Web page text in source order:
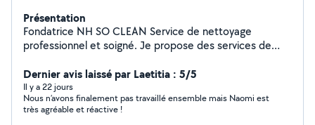
Présentation
Fondatrice NH SO CLEAN Service de nettoyage
professionnel et soigné. Je propose des services de
besoins. La perfection du nettoyage à votre porte.
Dernier avis laissé par Laetitia : 5/5
Il y a 22 jours
Nous n’avons finalement pas travaillé ensemble mais Naomi est
très agréable et réactive !